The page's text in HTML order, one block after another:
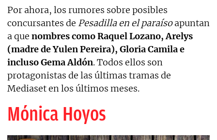
Por ahora, los rumores sobre posibles
concursantes de Pesadilla en el paraísoapuntan
a que nombres como Raquel Lozano, Arelys
(madre de Yulen Pereira), Gloria Camila e
incluso Gema Aldón. Todos ellos son
protagonistas de las últimas tramas de
Mediaset en los últimos meses.
Mónica Hoyos